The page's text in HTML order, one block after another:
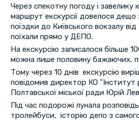
Через спекотну погоду і завелику
маршрут екскурсії довелося дещо
поїздки до Київського вокзалу
поїхали прямо у ДЕПО.
На екскурсію записалося більше
можна лише половину бажаючих,
Тому через 10 днів екскурсію
повідомив директор КО "Інститут
Полтавської міської ради Юрій
Під час подорожі лунала
тролейбуси, історію депо з